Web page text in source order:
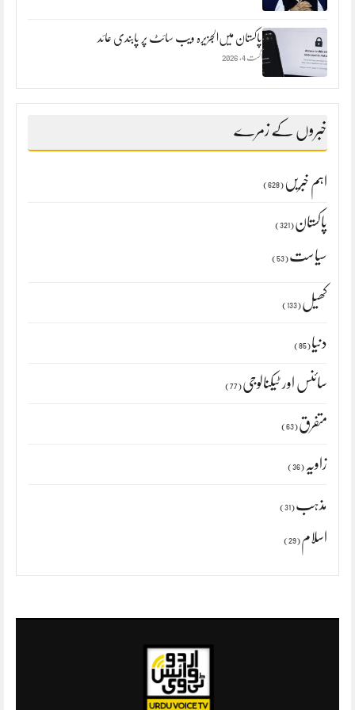
پاکستان میں‌الجزیرہ ویب سائٹ پر پابندی عائد
اگست 4, 2026
خبروں کے زمرے
اہم خبریں (628)
پاکستان (321)
سیاست (53)
کھیل (133)
دنیا (85)
سائنس اور ٹیکنالوجی (77)
متفرق (63)
زاویہ (36)
مذہب (31)
اسلام (29)